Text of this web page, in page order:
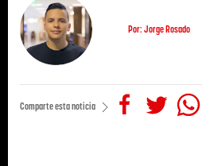
Por: Jorge Rosado
Comparte esta noticia